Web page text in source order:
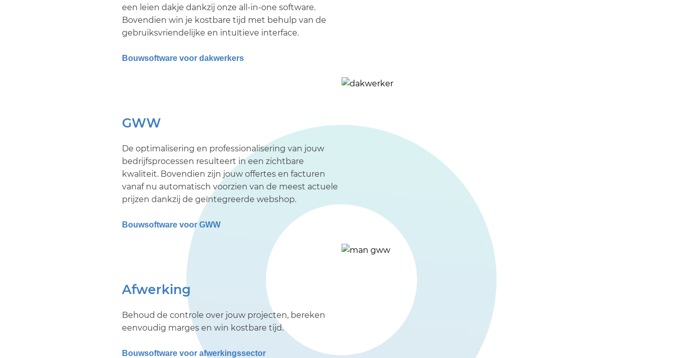
een leien dakje dankzij onze all-in-one software.
Bovendien win je kostbare tijd met behulp van de
gebruiksvriendelijke en intuïtieve interface.
Bouwsoftware voor dakwerkers
GWW
De optimalisering en professionalisering van jouw
bedrijfsprocessen resulteert in een zichtbare
kwaliteit. Bovendien zijn jouw offertes en facturen
vanaf nu automatisch voorzien van de meest actuele
prijzen dankzij de geïntegreerde webshop.
Bouwsoftware voor GWW
Afwerking
Behoud de controle over jouw projecten, bereken
eenvoudig marges en win kostbare tijd.
Bouwsoftware voor afwerkingssector